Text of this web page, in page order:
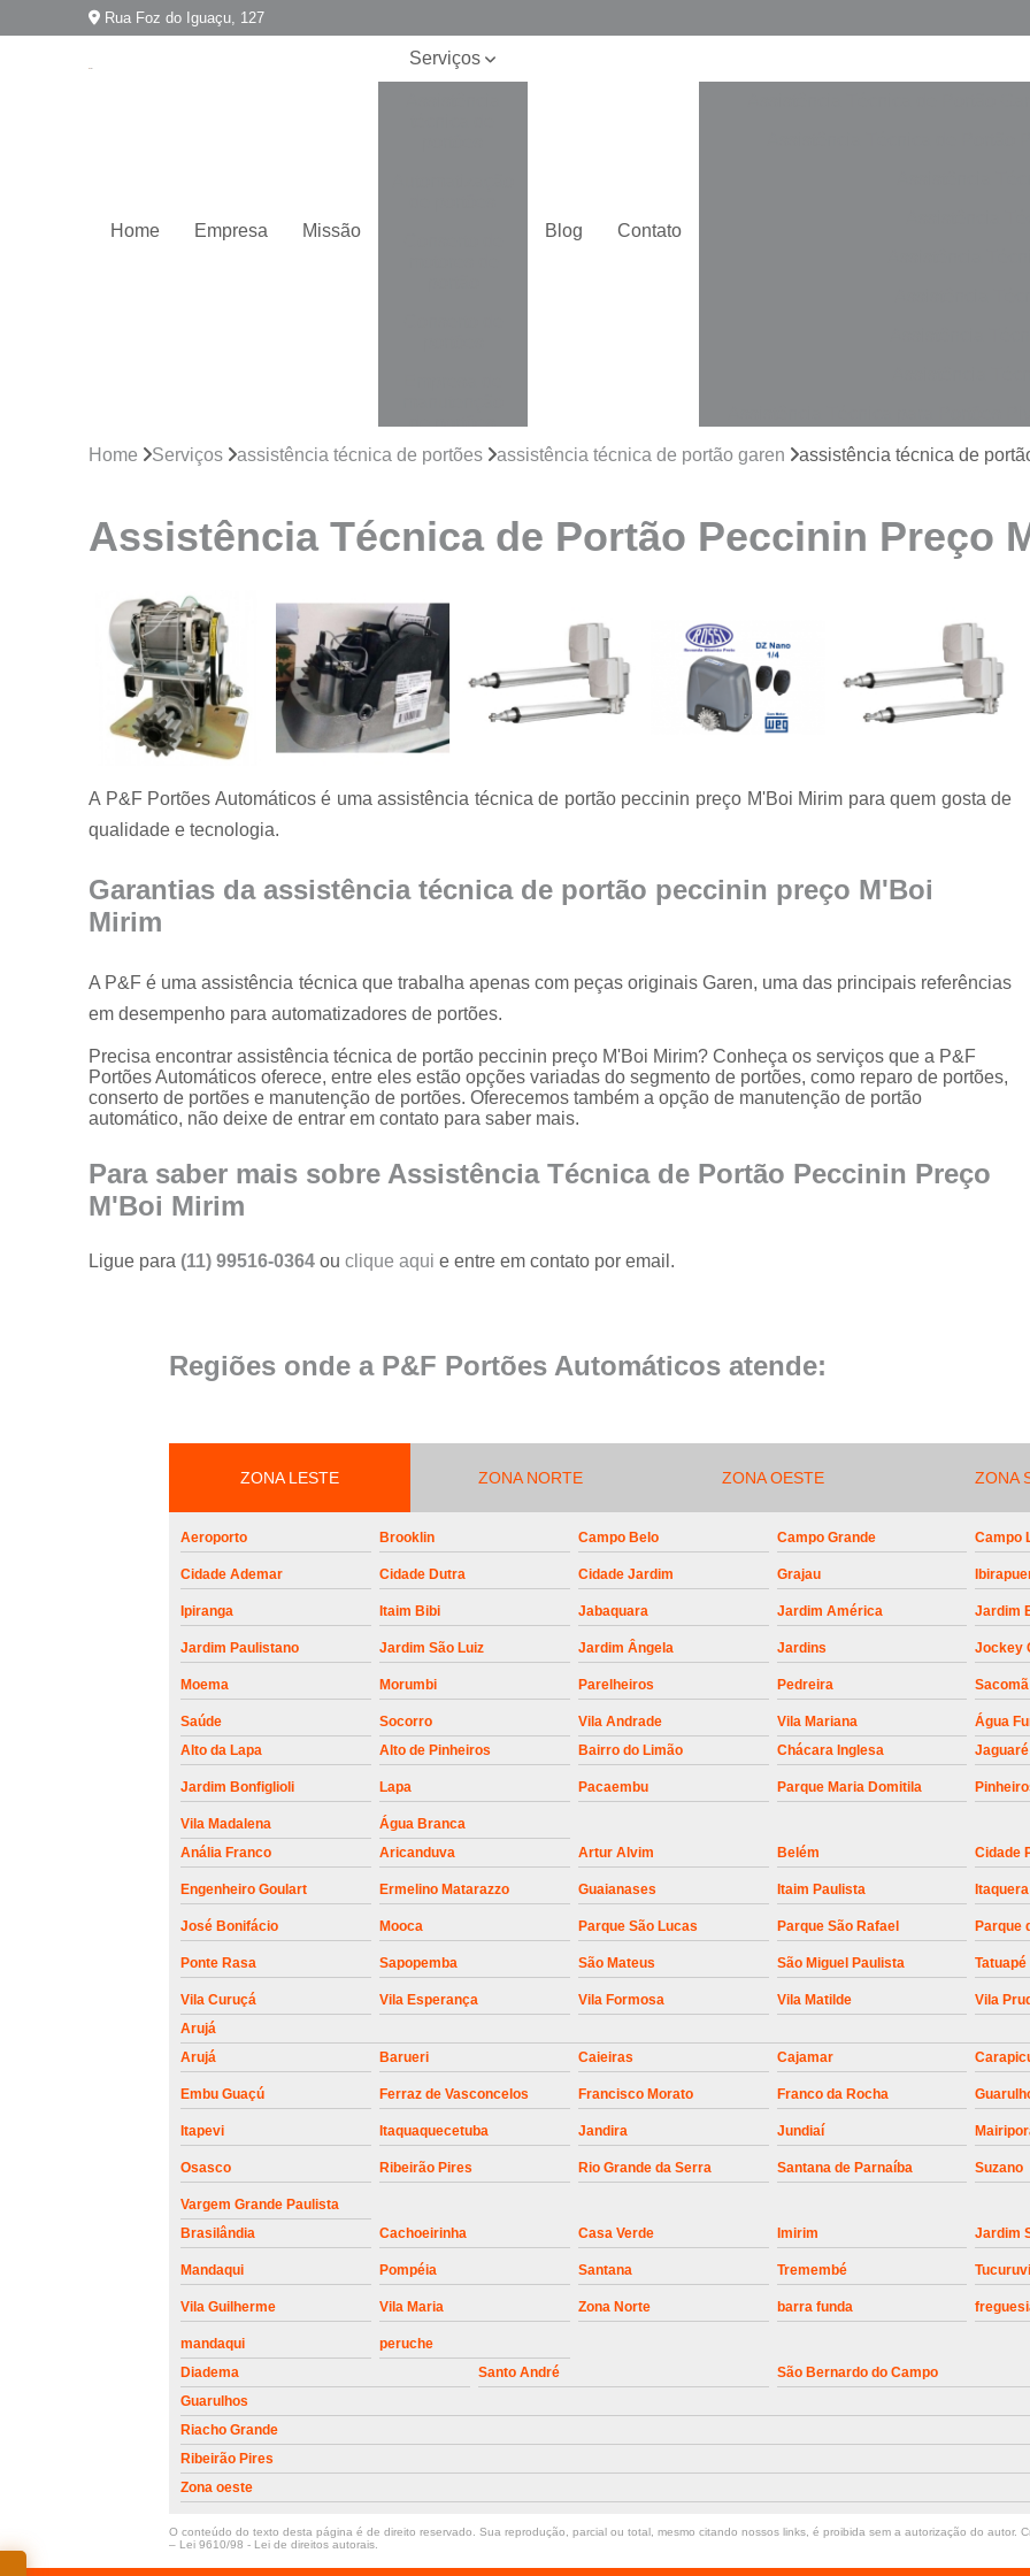
Rua Foz do Iguaçu, 127
Home Empresa Missão
Serviços
de portões
Empresa para
Instalação de
Instalação de
Manutenção
de motores
Manutenção
Manutenção
usados para
portão
Serviço de
conserto de
Serviço de
reparo em
portões
Serviços de
solda em
magnética de
de aço de
central do
portões
roldanas e
rolamento de
portões
Blog Contato
Automatização de Portão de
Automatização de Portão Ppa
Automatizar Portão 2 Folhas
Conserto de Motor de
Conserto de Motor Portão
Conserto Motor Portão
Conserto de Portão
Conserto de
Conserto de
Conserto de Portão Automático
Conserto
Empresa de
Empresa de
Empresa de
Empresa de
Empresa de
Empresa de
Empresa para
Empresa para
Empresa para
Empresa para
Empresa para
Empresa para
Empresa para
Empresa para Instalação de Trava
Instalação de Motor de Portão
Instalação de Motor em Portão
Instalação de Motor para
Instalação de Motor
Instalação Motor Portão
Instalação de Motor de Portão
Instalação de
Instalação de Portão Automático
Instalação de Portão
Instalação de Portões
Conserto de Motor de
Manutenção de Motor de
Manutenção em Motor de
Manutenção Motor Portão Eletrônico
Manutenção de Portão
Home Serviços assistência técnica de portões assistência técnica de portão garen assistência técnica de
Assistência Técnica de Portão Peccinin Preço
A P&F Portões Automáticos é uma assistência técnica de portão peccinin preço M'Boi Mirim para quem gosta de
qualidade e tecnologia.
Garantias da assistência técnica de portão peccinin preço M'Boi
Mirim
A P&F é uma assistência técnica que trabalha apenas com peças originais Garen, uma das principais referências
em desempenho para automatizadores de portões.
Precisa encontrar assistência técnica de portão peccinin preço M'Boi Mirim? Conheça os serviços que a P&F
Portões Automáticos oferece, entre eles estão opções variadas do segmento de portões, como reparo de portões,
conserto de portões e manutenção de portões. Oferecemos também a opção de manutenção de portão
automático, não deixe de entrar em contato para saber mais.
Para saber mais sobre Assistência Técnica de Portão Peccinin Preço
M'Boi Mirim
Ligue para (11) 99516-0364ouclique aqui e entre em contato por email.
Regiões onde a P&F Portões Automáticos atende:
ZONA LESTE ZONA NORTE ZONA OESTE ZONA
Aeroporto Brooklin Campo Belo Campo Grande Campo
Cidade Ademar Cidade Dutra Cidade Jardim Grajau
Ipiranga Itaim Bibi Jabaquara Jardim América Jardim
Jardim Paulistano Jardim São Luiz Jardim Ângela Jardins Jockey
Moema Morumbi Parelheiros Pedreira Sacomã
Saúde Socorro Vila Andrade Vila Mariana
Água
Alto da Lapa
Alto de Pinheiros Bairro do Limão Chácara Inglesa Jaguaré
Jardim Bonfiglioli Lapa Pacaembu Parque Maria Domitila
Vila Madalena
Água Branca
Anália Franco
Aricanduva Artur Alvim Belém Cidade
Engenheiro Goulart Ermelino Matarazzo Guaianases Itaim Paulista Itaquera
José Bonifácio Mooca Parque São Lucas Parque São Rafael Parque
Ponte Rasa Sapopemba São Mateus São Miguel Paulista Tatuapé
Vila Curuçá Vila Esperança Vila Formosa Vila Matilde Vila
Arujá
Arujá
Barueri Caieiras Cajamar
Embu Guaçú Ferraz de Vasconcelos Francisco Morato Franco da Rocha
Itapevi Itaquaquecetuba Jandira Jundiaí
Osasco Ribeirão Pires Rio Grande da Serra Santana de Parnaíba Suzano
Vargem Grande Paulista
Brasilândia
Cachoeirinha Casa Verde Imirim Jardim
Mandaqui Pompéia Santana Tremembé Tucuruvi
Vila Guilherme Vila Maria Zona Norte barra funda
mandaqui
peruche
Diadema
Santo André São Bernardo do Campo
Guarulhos
Riacho Grande
Ribeirão Pires
Zona oeste
O conteúdo do texto desta página é de direito reservado. Sua reprodução, parcial ou total, mesmo citando nossos links, é proibida sem a autorização do autor.
– Lei 9610/98 - Lei de direitos autorais.